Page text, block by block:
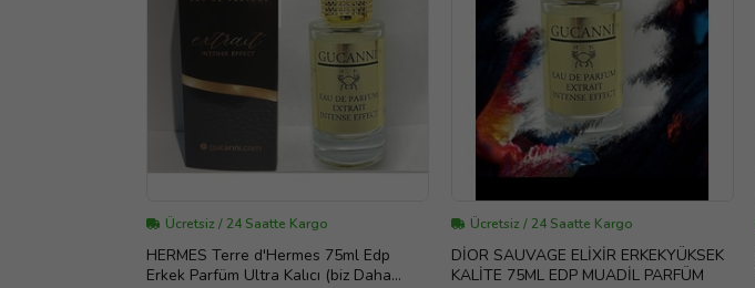
Ücretsiz / 24 Saatte Kargo
HERMES Terre d'Hermes 75ml Edp
Erkek Parfüm Ultra Kalıcı (biz Daha
Ücretsiz / 24 Saatte Kargo
DİOR SAUVAGE ELİXİR ERKEKYÜKSEK
KALİTE 75ML EDP MUADİL PARFÜM